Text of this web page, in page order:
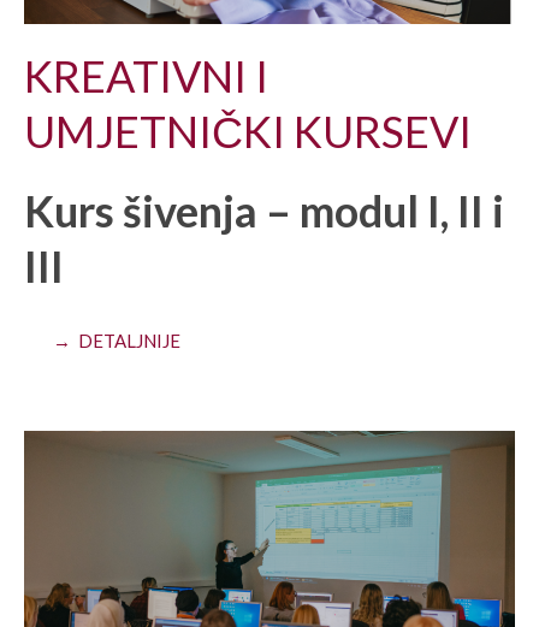
KREATIVNI I
UMJETNIČKI KURSEVI
Kurs šivenja – modul I, II i
III
→ DETALJNIJE